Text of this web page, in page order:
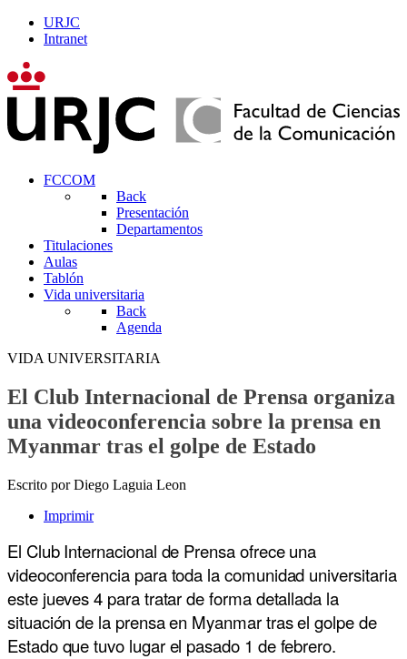
URJC
Intranet
FCCOM
Back
Presentación
Departamentos
Titulaciones
Aulas
Tablón
Vida universitaria
Back
Agenda
VIDA UNIVERSITARIA
El Club Internacional de Prensa organiza
una videoconferencia sobre la prensa en
Myanmar tras el golpe de Estado
Escrito por Diego Laguia Leon
Imprimir
El Club Internacional de Prensa ofrece una
videoconferencia para toda la comunidad universitaria
este jueves 4 para tratar de forma detallada la
situación de la prensa en Myanmar tras el golpe de
Estado que tuvo lugar el pasado 1 de febrero.